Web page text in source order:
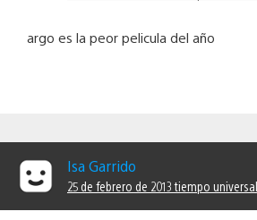
argo es la peor pelicula del año
Isa Garrido
25 de febrero de 2013 tiempo